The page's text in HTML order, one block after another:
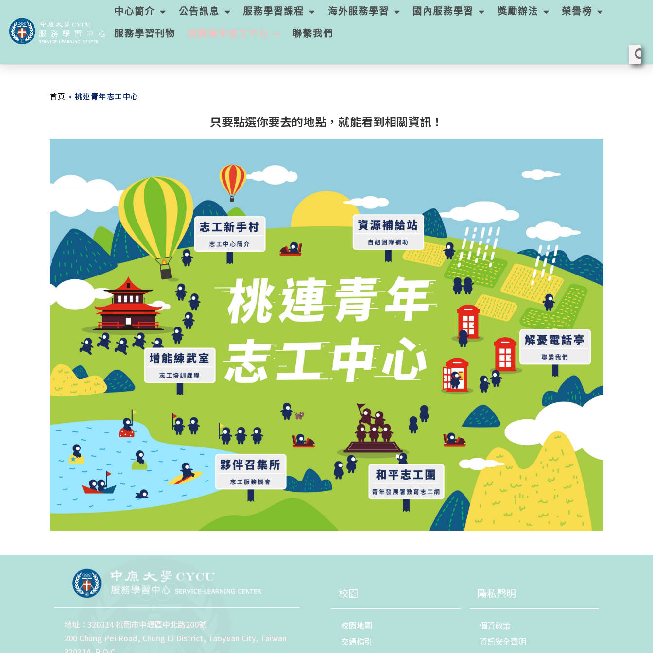
中心簡介 公告訊息 服務學習課程 海外服務學習 國內服務學習 獎勵辦法
榮譽榜
服務學習刊物
桃連青年志工中心 聯繫我們
首頁 » 桃連青年志工中心
只要點選你要去的地點， 就能看到相關資訊！
地址：320314 桃園市中壢區中北路200號
200 Chung Pei Road, Chung Li District, Taoyuan City, Taiwan
校園
校園地圖
交通指引
隱私聲明
個資政策
資訊安全聲明